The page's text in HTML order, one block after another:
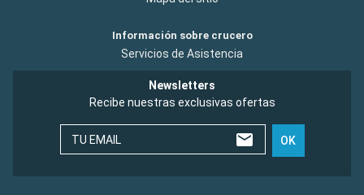
Información sobre crucero
Servicios de Asistencia
Newsletters
Recibe nuestras exclusivas ofertas
TU EMAIL OK